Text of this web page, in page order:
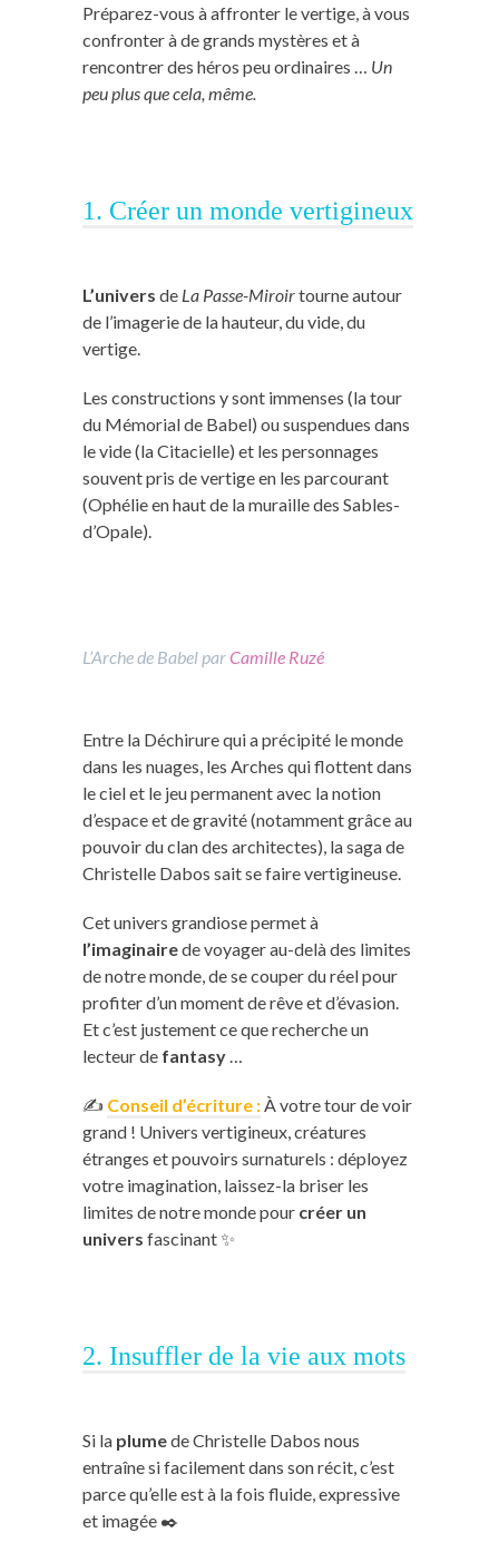
Préparez-vous à affronter le vertige, à vous
confronter à de grands mystères et à
rencontrer des héros peu ordinaires … Un
peu plus que cela, même.
1. Créer un monde vertigineux
L’univers de La Passe-Miroirtourne autour
de l’imagerie de la hauteur, du vide, du
vertige.
Les constructions y sont immenses (la tour
du Mémorial de Babel) ou suspendues dans
le vide (la Citacielle) et les personnages
souvent pris de vertige en les parcourant
(Ophélie en haut de la muraille des Sables-
d’Opale).
L’Arche de Babel parCamille Ruzé
Entre la Déchirure qui a précipité le monde
dans les nuages, les Arches qui flottent dans
le ciel et le jeu permanent avec la notion
d’espace et de gravité (notamment grâce au
pouvoir du clan des architectes), la saga de
Christelle Dabos sait se faire vertigineuse.
Cet univers grandiose permet à
l’imaginairede voyager au-delà des limites
de notre monde, de se couper du réel pour
profiter d’un moment de rêve et d’évasion.
Et c’est justement ce que recherche un
lecteur de fantasy
✍️ Conseil d’écriture : À votre tour de voir
grand ! Univers vertigineux, créatures
étranges et pouvoirs surnaturels : déployez
votre imagination, laissez-la briser les
limites de notre monde pour créer un
univers fascinant ✨
2. Insuffler de la vie aux mots
Si la plumede Christelle Dabos nous
entraîne si facilement dans son récit, c’est
parce qu’elle est à la fois fluide, expressive
et imagée ✒️